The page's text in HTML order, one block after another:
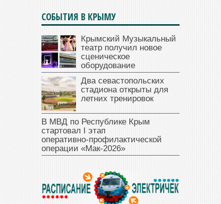
СОБЫТИЯ В КРЫМУ
Крымский Музыкальный
театр получил новое
сценическое
оборудование
Два севастопольских
стадиона открыты для
летних тренировок
В МВД по Республике Крым
стартовал I этап
оперативно‑профилактической
операции «Мак‑2026»